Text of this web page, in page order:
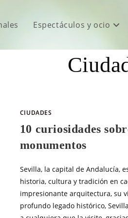
Espectáculos y ocio
CIUDADES
10 curiosidades
monumentos
Sevilla, la capital de Andalucía,
historia, cultura y tradición en
impresionante arquitectura, su
profundo legado histórico,